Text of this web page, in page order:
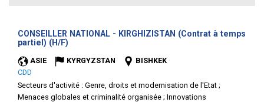
CONSEILLER NATIONAL - KIRGHIZISTAN (Contrat à temps
partiel) (H/F)
ASIE KYRGYZSTAN
BISHKEK
CDD
Secteurs d'activité : Genre, droits et modernisation de l'Etat ;
Menaces globales et criminalité organisée ; Innovations